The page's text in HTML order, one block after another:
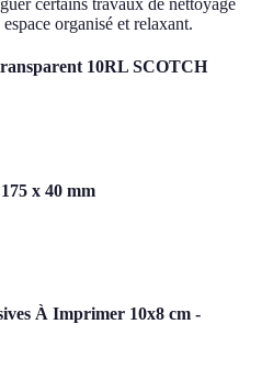
certains travaux de nettoyage
organisé et relaxant.
10RL SCOTCH
x 40 mm
À Imprimer 10x8 cm -